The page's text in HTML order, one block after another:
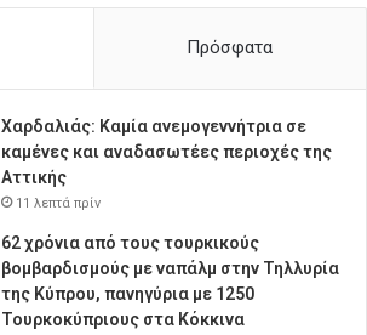
Πρόσφατα
Χαρδαλιάς: Καμία ανεμογεννήτρια σε
καμένες και αναδασωτέες περιοχές της
Αττικής
11 λεπτά πρίν
62 χρόνια από τους τουρκικούς
βομβαρδισμούς με ναπάλμ στην Τηλλυρία
της Κύπρου, πανηγύρια με 1250
Τουρκοκύπριους στα Κόκκινα